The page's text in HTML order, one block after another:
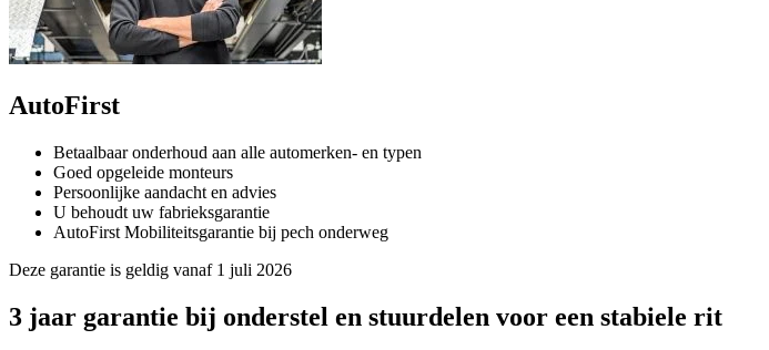
AutoFirst
Betaalbaar onderhoud aan alle automerken- en typen
Goed opgeleide monteurs
Persoonlijke aandacht en advies
U behoudt uw fabrieksgarantie
AutoFirst Mobiliteitsgarantie bij pech onderweg
Deze garantie is geldig vanaf 1 juli 2026
3 jaar garantie bij onderstel en stuurdelen voor een stabiele rit